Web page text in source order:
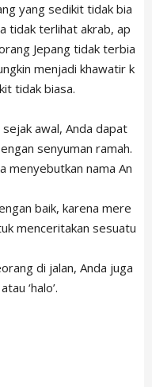
yang sedikit tidak bia
tidak terlihat akrab, ap
Jepang tidak terbia
menjadi khawatir k
tidak biasa.
sejak awal, Anda dapat
senyuman ramah.
menyebutkan nama An
baik, karena mere
menceritakan sesuatu
di jalan, Anda juga
‘halo’.